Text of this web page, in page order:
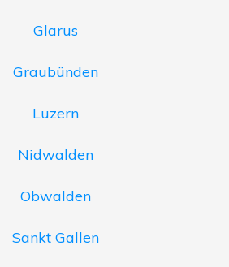
Glarus
Graubünden
Luzern
Nidwalden
Obwalden
Sankt Gallen